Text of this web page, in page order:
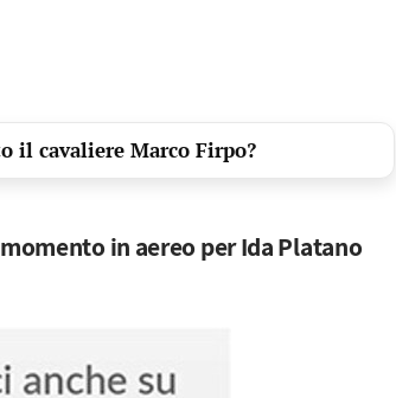
il cavaliere Marco Firpo?
in aereo per Ida Platano